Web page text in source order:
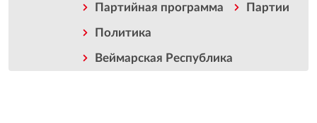
Партийная программа Партии
Политика
Веймарская Республика